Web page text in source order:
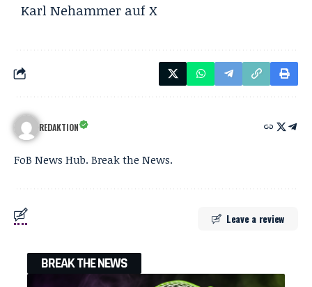
Karl Nehammer auf X
REDAKTION
FoB News Hub. Break the News.
Leave a review
BREAK THE NEWS